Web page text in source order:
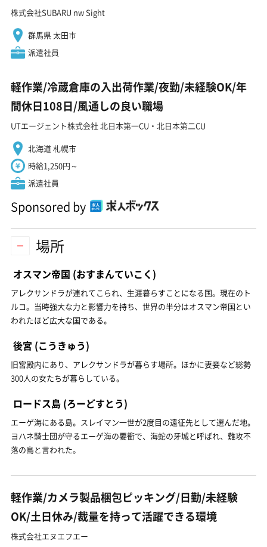
株式会社SUBARU nw Sight
群馬県 太田市
派遣社員
軽作業/冷蔵倉庫の入出荷作業/夜勤/未経験OK/年
間休日108日/風通しの良い職場
UTエージェント株式会社 北日本第一CU・北日本第二CU
北海道 札幌市
時給1,250円～
派遣社員
Sponsored by
場所
オスマン帝国 (おすまんていこく)
アレクサンドラが連れてこられ、生涯暮らすことになる国。現在のト
ルコ。当時強大な力と影響力を持ち、世界の半分はオスマン帝国とい
われたほど広大な国である。
後宮 (こうきゅう)
旧宮殿内にあり、アレクサンドラが暮らす場所。ほかに妻妾など総勢
300人の女たちが暮らしている。
ロードス島 (ろーどすとう)
エーゲ海にある島。スレイマン一世が2度目の遠征先として選んだ地。
ヨハネ騎士団が守るエーゲ海の要衝で、海蛇の牙城と呼ばれ、難攻不
落の島と言われた。
軽作業/カメラ製品梱包ピッキング/日勤/未経験
OK/土日休み/裁量を持って活躍できる環境
株式会社エヌエフエー